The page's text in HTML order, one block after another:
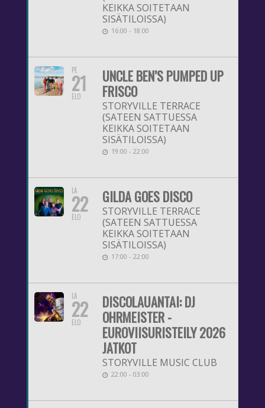
KEIKKA SOITETAAN
SISÄTILOISSA)
16:00 - 18:00
PE
21
ELO
UNCLE BEN’S PUMPED UP
FRISCO
STORYVILLE TERRACE
(SATEEN SATTUESSA
KEIKKA SOITETAAN
SISÄTILOISSA)
19:00 - 22:00
LA
22
ELO
GILDA GOES DISCO
STORYVILLE TERRACE
(SATEEN SATTUESSA
KEIKKA SOITETAAN
SISÄTILOISSA)
17:00 - 22:00
LA
22
ELO
DISCOLAUANTAI: DJ
OHRMEISTER -
EUROVIISURISTEILY 2026
JATKOT
STORYVILLE MUSIC CLUB
22:00 - 03:00